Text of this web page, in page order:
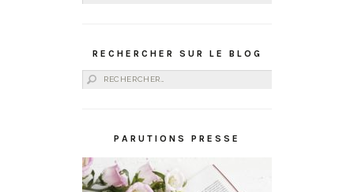
RECHERCHER SUR LE BLOG
Rechercher :
PARUTIONS PRESSE